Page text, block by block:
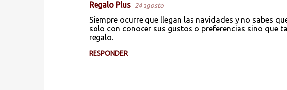
Regalo Plus 24 agosto
Siempre ocurre que llegan las navidades y no sabes
solo con conocer sus gustos o preferencias sino que
regalo.
RESPONDER